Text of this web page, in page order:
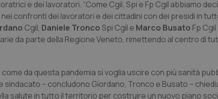
e dei lavoratori. “Come Cgil, Spi e Fp Cgil abbiamo
confronti dei lavoratori e dei cittadini con dei presidi in
Cgil, Daniele TroncoSpi Cgil e Marco Busato Fp Cgil
da parte della Regione Veneto, rimettendo al centro di
da questa pandemia si voglia uscire con più sanità
– concludono Giordano, Tronco e Busato –
salute in tutto il territorio per costruire un nuovo piano
Necessari Statistici Marketing
Fornitore / Dominio Scadenza
Descrizione
YouTube
5 mesi 4
Questo cookie viene utilizzato